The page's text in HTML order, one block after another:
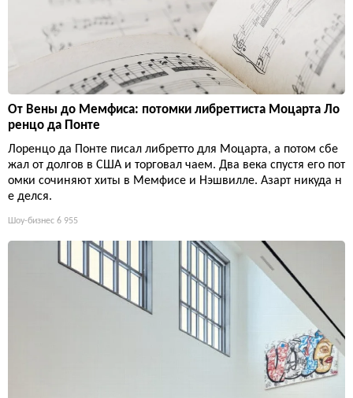
От Вены до Мемфиса: потомки либреттиста Моцарта Ло
ренцо да Понте
Лоренцо да Понте писал либретто для Моцарта, а потом сбе
жал от долгов в США и торговал чаем. Два века спустя его пот
омки сочиняют хиты в Мемфисе и Нэшвилле. Азарт никуда н
е делся.
Шоу-бизнес 6 955